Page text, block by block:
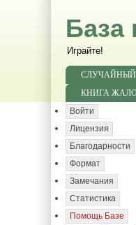
База
Играйте!
СЛУЧАЙНЫЙ
КНИГА
Войти
Лицензия
Благодарности
Формат
Замечания
Статистика
Помощь Базе